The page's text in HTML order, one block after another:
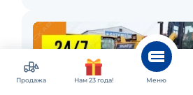
Продажа Нам 23 года! Меню